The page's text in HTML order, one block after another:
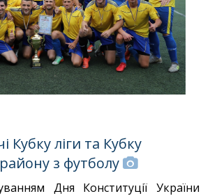
Кубку ліги та Кубку
з футболу
Дня Конституції України